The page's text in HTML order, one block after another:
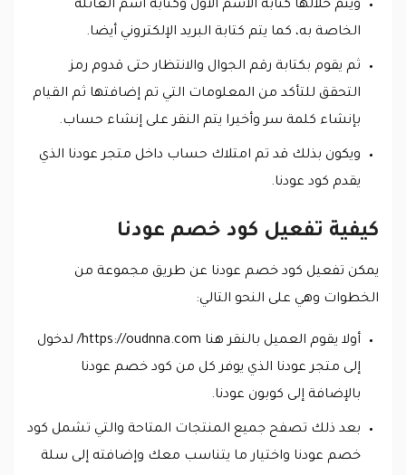
ويتم خلالها كتابة الاسم الأول وكتابة اسم العائلة
الخاصة به، كما يتم كتابة البريد الإلكتروني أيضا.
ثم يقوم بكتابة رقم الجوال والانتظار حتى قدوم رمز
التحقق للتأكد من المعلومات التي تم إضافتها ثم القيام
بإنشاء كلمة سر وأخيرا يتم النقر على إنشاء حساب.
ويكون بذلك قد تم امتلاك حساب داخل متجر عودنا الذي
يقدم كود عودنا.
كيفية تفعيل كود خصم عودنا
يمكن تفعيل كود خصم عودنا عن طريق مجموعة من
الخطوات وهي على النحو التالي:
أولا يقوم العميل بالنقر هنا https://oudnna.com/ لدخول
إلى متجر عودنا الذي يوفر كل من كود خصم عودنا
بالإضافة إلى كوبون عودنا.
بعد ذلك تصفح جميع المنتجات المتاحة والتي تشمل كود
خصم عودنا واختيار ما يتناسب معك وإضافته إلى سلة